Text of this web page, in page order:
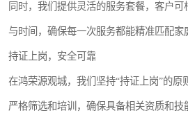
同时，我们提供灵活的服务套餐，客户
与时间，确保每一次服务都能精准匹配家
持证上岗，安全可靠
在鸿荣源观城，我们坚持“持证上岗”的原
严格筛选和培训，确保具备相关资质和技